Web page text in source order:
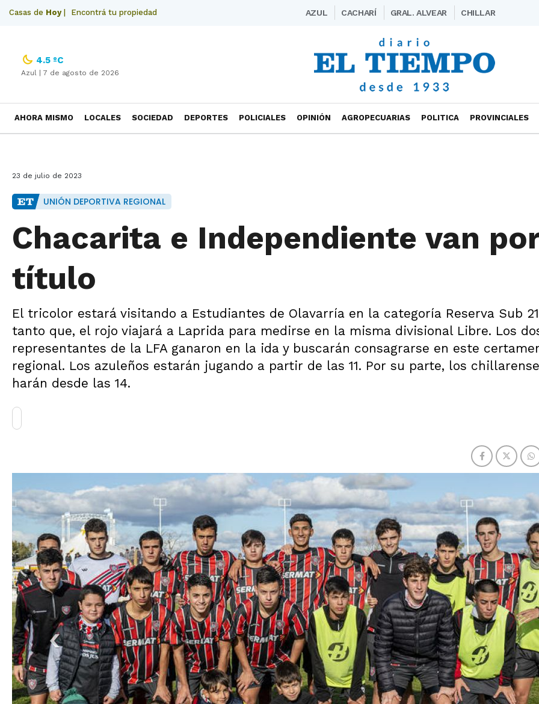
Casas de Hoy| Encontrá tu propiedad AZUL CACHARÍ GRAL. ALVEAR CHILLAR
4.5 ºC
Azul | 7 de agosto de 2026
AHORA MISMO LOCALES SOCIEDAD DEPORTES POLICIALES OPINIÓN AGROPECUARIAS POLITICA PROVINCIALES
23 de julio de 2023
UNIÓN DEPORTIVA REGIONAL
Chacarita e Independiente van
título
El tricolor estará visitando a Estudiantes de Olavarría en la categoría Reserva Sub
tanto que, el rojo viajará a Laprida para medirse en la misma divisional Libre. Los
representantes de la LFA ganaron en la ida y buscarán consagrarse en este
regional. Los azuleños estarán jugando a partir de las 11. Por su parte, los
harán desde las 14.